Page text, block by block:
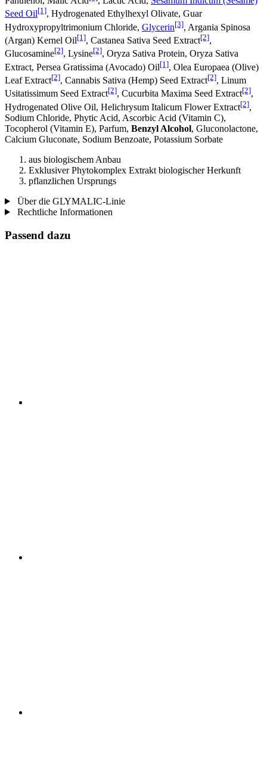
Seed Oil[1], Hydrogenated Ethylhexyl Olivate, Guar
Hydroxypropyltrimonium Chloride, Glycerin[3], Argania Spinosa
(Argan) Kernel Oil[1], Castanea Sativa Seed Extract[2],
Glucosamine[2], Lysine[2], Oryza Sativa Protein, Oryza Sativa
Extract, Persea Gratissima (Avocado) Oil[1], Olea Europaea (Olive)
Leaf Extract[2], Cannabis Sativa (Hemp) Seed Extract[2], Linum
Usitatissimum Seed Extract[2], Cucurbita Maxima Seed Extract[2],
Hydrogenated Olive Oil, Helichrysum Italicum Flower Extract[2],
Sodium Chloride, Phytic Acid, Ascorbic Acid (Vitamin C),
Tocopherol (Vitamin E), Parfum, Benzyl Alcohol, Gluconolactone,
Calcium Gluconate, Sodium Benzoate, Potassium Sorbate
aus biologischem Anbau
Exklusiver Phytokomplex Extrakt biologischer Herkunft
pflanzlichen Ursprungs
Über die GLYMALIC-Linie
Rechtliche Informationen
Passend dazu